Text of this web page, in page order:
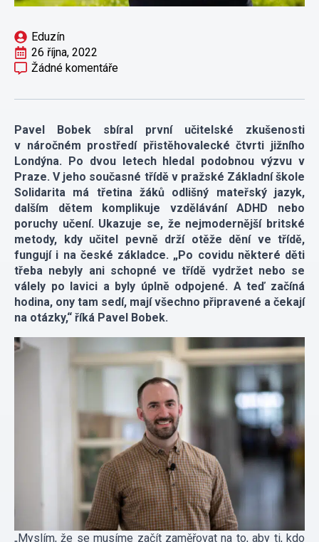
Eduzín
26 října, 2022
Žádné komentáře
Pavel Bobek sbíral první učitelské zkušenosti
v náročném prostředí přistěhovalecké čtvrti jižního
Londýna. Po dvou letech hledal podobnou výzvu v
Praze. V jeho současné třídě v pražské Základní škole
Solidarita má třetina žáků odlišný mateřský jazyk,
dalším dětem komplikuje vzdělávání ADHD nebo
poruchy učení. Ukazuje se, že nejmodernější britské
metody, kdy učitel pevně drží otěže dění ve třídě,
fungují i na české základce. „Po covidu některé děti
třeba nebyly ani schopné ve třídě vydržet nebo se
válely po lavici a byly úplně odpojené. A teď začíná
hodina, ony tam sedí, mají všechno připravené a čekají
na otázky,“ říká Pavel Bobek.
„Myslím, že se musíme začít zaměřovat na to, aby ti, kdo